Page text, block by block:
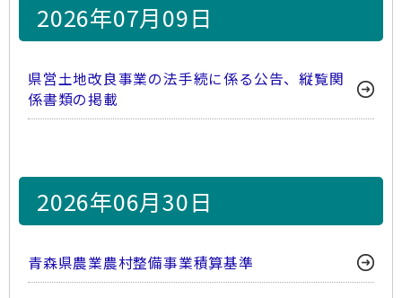
2026年07月09日
県営土地改良事業の法手続に係る公告、縦覧関
係書類の掲載
2026年06月30日
青森県農業農村整備事業積算基準